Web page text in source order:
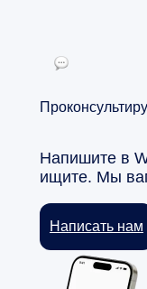
Напишите в
ищите. Мы
Написать нам